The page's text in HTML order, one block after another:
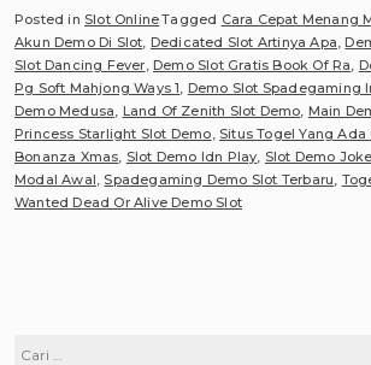
Posted in Slot OnlineTagged Cara Cepat Menang
Akun Demo Di Slot, Dedicated Slot Artinya Apa,
Slot Dancing Fever,Demo Slot Gratis Book Of Ra,
Pg Soft Mahjong Ways 1, Demo Slot Spadegaming
Demo Medusa, Land Of Zenith Slot Demo, Main
Princess Starlight Slot Demo, Situs Togel Yang Ada
Bonanza Xmas, Slot Demo Idn Play, Slot Demo
Modal Awal, Spadegaming Demo Slot Terbaru,
Wanted Dead Or Alive Demo Slot
Cari